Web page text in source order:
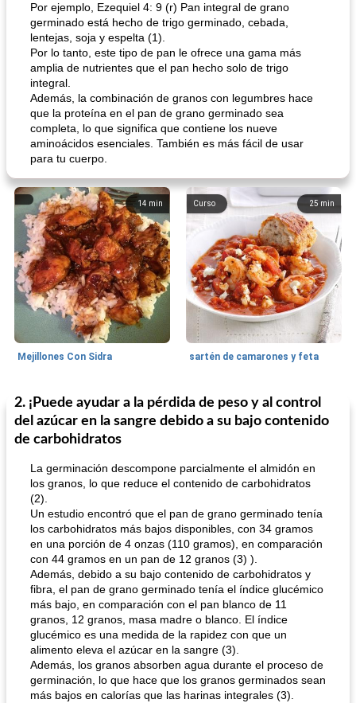
Por ejemplo, Ezequiel 4: 9 (r) Pan integral de grano
germinado está hecho de trigo germinado, cebada,
lentejas, soja y espelta (1).
Por lo tanto, este tipo de pan le ofrece una gama más
amplia de nutrientes que el pan hecho solo de trigo
integral.
Además, la combinación de granos con legumbres hace
que la proteína en el pan de grano germinado sea
completa, lo que significa que contiene los nueve
aminoácidos esenciales. También es más fácil de usar
para tu cuerpo.
14 min
Mejillones Con Sidra
25 min
Curso
sartén de camarones y feta
80 min
Sopas, Guisos Y Chili
sopa de lentejas negras del chef john
25
Bollos
2. ¡Puede ayudar a la pérdida de peso y al control
del azúcar en la sangre debido a su bajo contenido
de carbohidratos
La germinación descompone parcialmente el almidón en
los granos, lo que reduce el contenido de carbohidratos
(2).
Un estudio encontró que el pan de grano germinado tenía
los carbohidratos más bajos disponibles, con 34 gramos
en una porción de 4 onzas (110 gramos), en comparación
con 44 gramos en un pan de 12 granos (3) ).
Además, debido a su bajo contenido de carbohidratos y
fibra, el pan de grano germinado tenía el índice glucémico
más bajo, en comparación con el pan blanco de 11
granos, 12 granos, masa madre o blanco. El índice
glucémico es una medida de la rapidez con que un
alimento eleva el azúcar en la sangre (3).
Además, los granos absorben agua durante el proceso de
germinación, lo que hace que los granos germinados sean
más bajos en calorías que las harinas integrales (3).